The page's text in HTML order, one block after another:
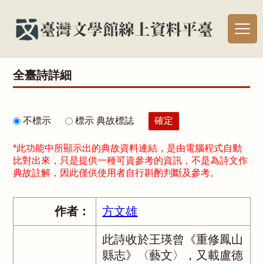
全臺詩詳細
不標示 標示 典故標誌
*此功能中所顯示出的典故資料連結，是由電腦程式自動
比對出來，只是提供一種可資參考的資訊，不是為詩文作
典故註解，因此僅供使用者自行斟酌判斷及參考。
作者： 方文雄
此詩收於王瑛曾《重修鳳山
縣志》〈藝文〉，又載盧德